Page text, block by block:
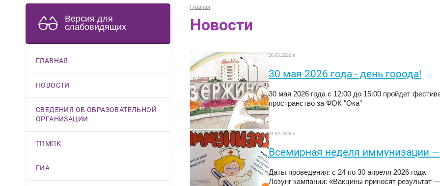
Версия для
слабовидящих
ГЛАВНАЯ
НОВОСТИ
СВЕДЕНИЯ ОБ ОБРАЗОВАТЕЛЬНОЙ
ОРГАНИЗАЦИИ
ТПМПК
ГИА
Главная
Новости
26.05.2026 г.
30 мая 2026 года - день города!
30 мая 2026 года с 12:00 до 15:00 пройдет
пространство за ФОК "Ока"
24.04.2026 г.
Всемирная неделя иммунизации
Даты проведения: с 24 по 30 апреля 2026 года
Лозунг кампании: «Вакцины приносят результат